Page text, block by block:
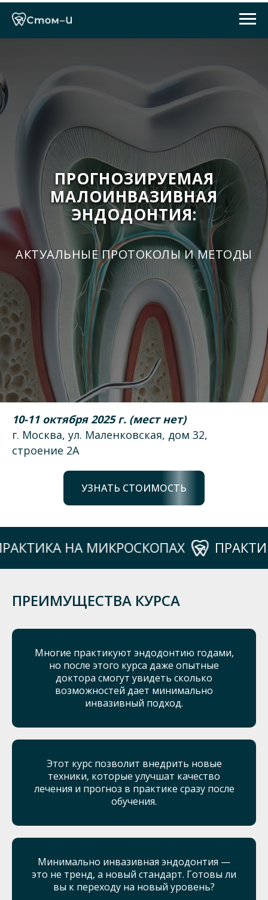
ПРОГНОЗИРУЕМАЯ
МАЛОИНВАЗИВНАЯ
ЭНДОДОНТИЯ:
АКТУАЛЬНЫЕ ПРОТОКОЛЫ И МЕТОДЫ
10-11 октября 2025 г. (мест нет)
г. Москва, ул. Маленковская, дом 32,
строение 2А
УЗНАТЬ СТОИМОСТЬ
НА МИКРОСКОПАХ ПРАКТИКА
ПРЕИМУЩЕСТВА КУРСА
Многие практикуют эндодонтию годами,
но после этого курса даже опытные
доктора смогут увидеть сколько
возможностей дает минимально
инвазивный подход.
Этот курс позволит внедрить новые
техники, которые улучшат качество
лечения и прогноз в практике сразу после
обучения.
Минимально инвазивная эндодонтия —
это не тренд, а новый стандарт. Готовы ли
вы к переходу на новый уровень?